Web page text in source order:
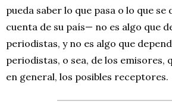
pueda saber lo que pasa o lo que se
cuenta de su país— no es algo que
periodistas, y no es algo que
periodistas, o sea, de los emisores,
en general, los posibles receptores.